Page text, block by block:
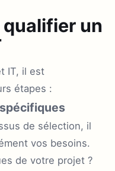
qualifier un
IT, il est
étapes :
de sélection, il
vos besoins.
de votre projet ?